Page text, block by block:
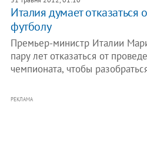
Италия думает отказаться
футболу
Премьер-министр Италии
пару лет отказаться от
чемпионата, чтобы
РЕКЛАМА